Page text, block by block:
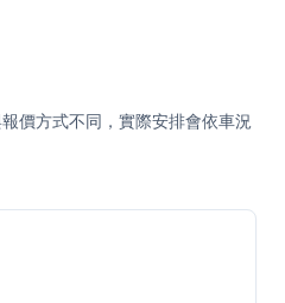
價方式不同，實際安排會依車況